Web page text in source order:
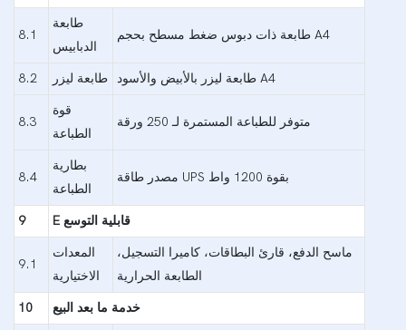
8.1
طابعة
الدبابيس
طابعة ذات دبوس ضغط مسطح بحجم A4
8.2 طابعة ليزر طابعة ليزر بالأبيض والأسود A4
8.3
قوة
الطباعة
متوفر للطباعة المستمرة لـ 250 ورقة
8.4
بطارية
الطباعة
مصدر طاقة UPS بقوة 1200 واط
9 E قابلية التوسع
9.1
المعدات
الاختيارية
ماسح الدفع، قارئ البطاقات، كاميرا التسجيل،
الطابعة الحرارية
10 خدمة ما بعد البيع